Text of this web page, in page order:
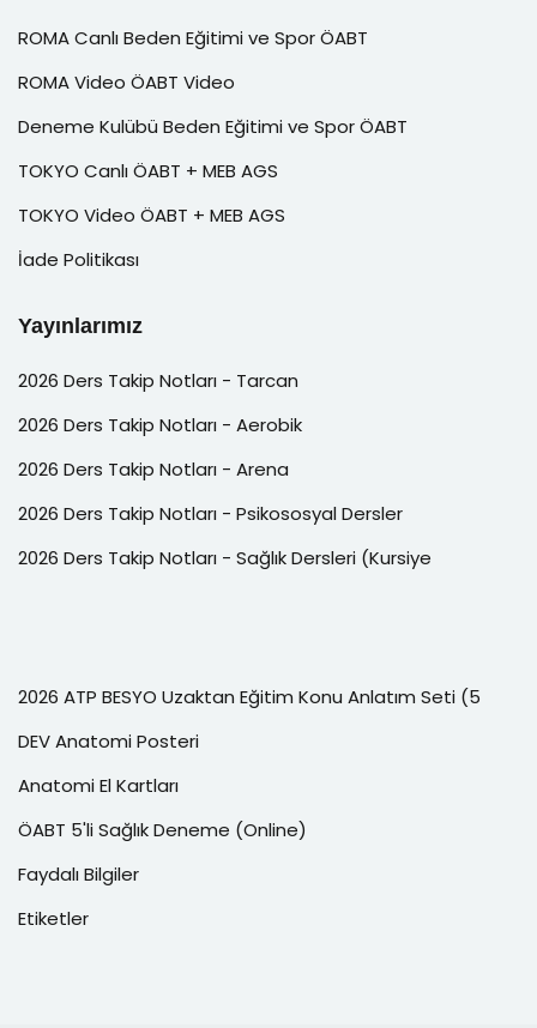
ROMA Canlı Beden Eğitimi ve Spor ÖABT
ROMA Video ÖABT Video
Deneme Kulübü Beden Eğitimi ve Spor ÖABT
TOKYO Canlı ÖABT + MEB AGS
TOKYO Video ÖABT + MEB AGS
İade Politikası
Yayınlarımız
2026 Ders Takip Notları - Tarcan
2026 Ders Takip Notları - Aerobik
2026 Ders Takip Notları - Arena
2026 Ders Takip Notları - Psikososyal Dersler
2026 Ders Takip Notları - Sağlık Dersleri (Kursiye
2026 ATP BESYO Uzaktan Eğitim Konu Anlatım Seti (5
DEV Anatomi Posteri
Anatomi El Kartları
ÖABT 5'li Sağlık Deneme (Online)
Faydalı Bilgiler
Etiketler